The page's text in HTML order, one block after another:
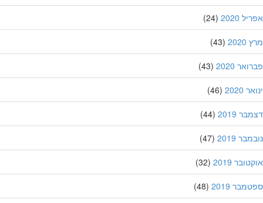
2020
(24)
(43)
2020
(43)
2020
(46)
2019
(44)
2019
(47)
2019
(32)
2019
(48)